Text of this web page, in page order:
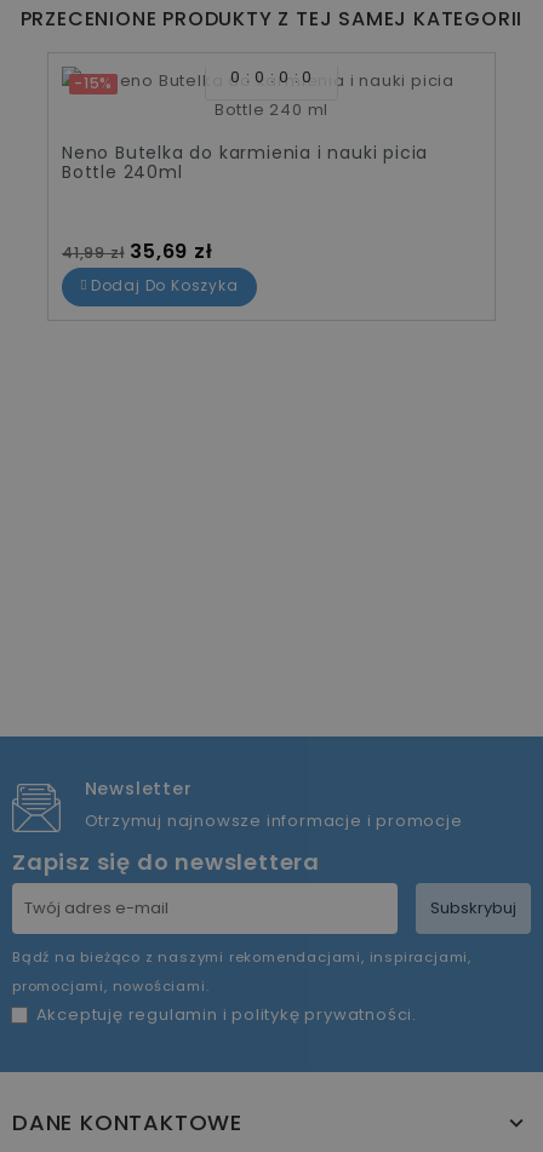
PRZECENIONE PRODUKTY Z TEJ SAMEJ KATEGORII
-15% 0 0 0 0
Neno Butelka do karmienia i nauki picia
Bottle 240ml
Cena standardowa
41,99 zł Cena
35,69 zł
Dodaj Do Koszyka
Newsletter
Otrzymuj najnowsze informacje i promocje
Zapisz się do newslettera
Subskrybuj
Bądź na bieżąco z naszymi rekomendacjami, inspiracjami,
promocjami, nowościami.
Akceptuję regulamin i politykę prywatności.
DANE KONTAKTOWE